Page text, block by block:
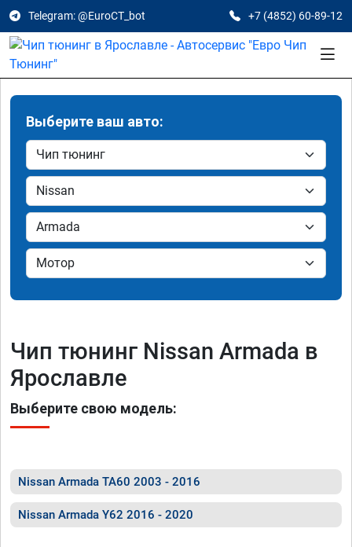
Telegram: @EuroCT_bot +7 (4852) 60-89-12
Выберите ваш авто:
Чип тюнинг Nissan Armada в
Ярославле
Выберите свою модель:
Nissan Armada TA60 2003 - 2016
Nissan Armada Y62 2016 - 2020